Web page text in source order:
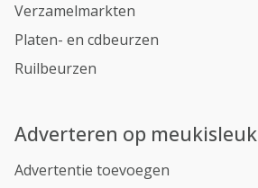
Verzamelmarkten
Platen- en cdbeurzen
Ruilbeurzen
Adverteren op meukisleuk
Advertentie toevoegen